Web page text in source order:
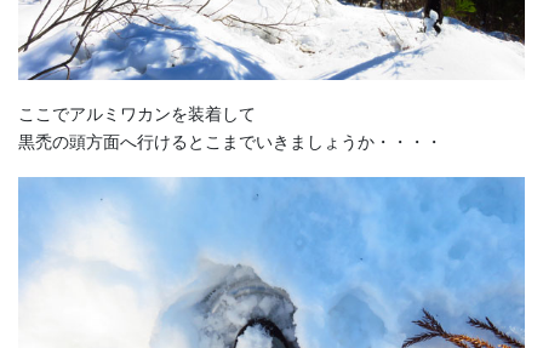
ここでアルミワカンを装着して
黒禿の頭方面へ行けるとこまでいきましょうか・・・・